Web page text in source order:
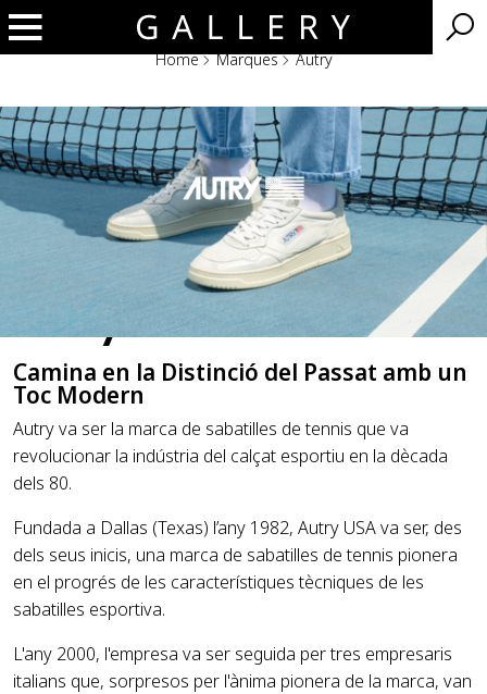
Home Marques Autry
Autry
Camina en la Distinció del Passat amb un
Toc Modern
Autry va ser la marca de sabatilles de tennis que va
revolucionar la indústria del calçat esportiu en la dècada
dels 80.
Fundada a Dallas (Texas) l’any 1982, Autry USA va ser, des
dels seus inicis, una marca de sabatilles de tennis pionera
en el progrés de les característiques tècniques de les
sabatilles esportiva.
L'any 2000, l'empresa va ser seguida per tres empresaris
italians que, sorpresos per l'ànima pionera de la marca, van